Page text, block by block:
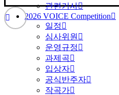
관련기사
2026 VOICE Competition
일정
심사위원
운영규정
과제곡
입상자
공식반주자
작곡가